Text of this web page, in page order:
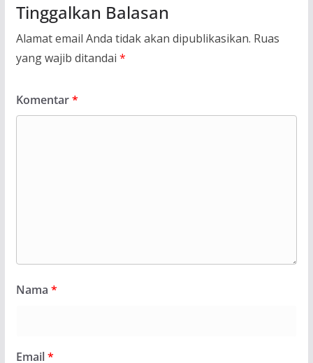
Tinggalkan Balasan
Alamat email Anda tidak akan dipublikasikan. Ruas
yang wajib ditandai *
Komentar*
Nama *
Email*